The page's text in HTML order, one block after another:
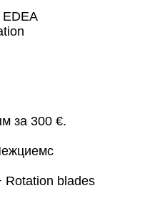
за 300 €.
Rotation blades